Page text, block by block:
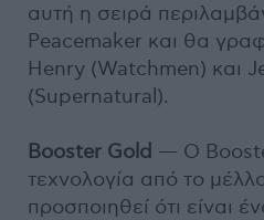
αυτή η σειρά
Peacemaker και θα
Henry (Watchmen) και
(Supernatural).
Booster Gold — Ο
τεχνολογία από το
προσποιηθεί ότι είναι